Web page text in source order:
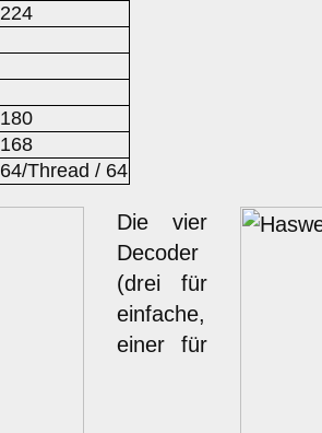
224
180
168
64/Thread / 64
Die vier
Decoder
(drei für
einfache,
einer für